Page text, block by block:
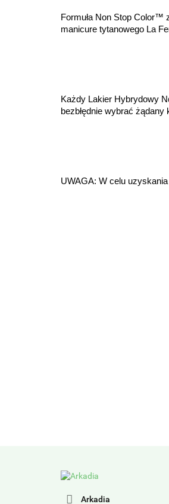
Formuła Non Stop Color™
manicure tytanowego La
Każdy Lakier Hybrydowy
bezbłędnie wybrać żądany
UWAGA: W celu
Arkadia